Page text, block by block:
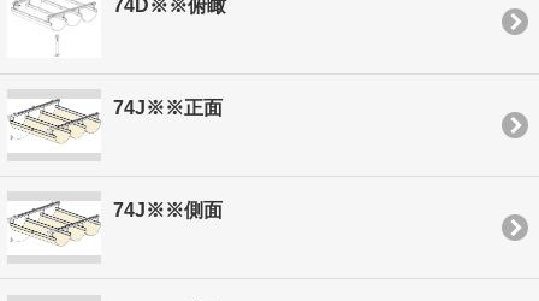
74D※※俯瞰
74J※※正面
74J※※側面